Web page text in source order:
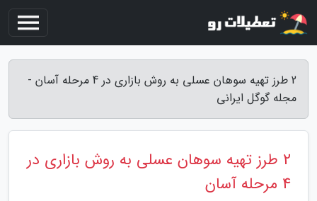
2 طرز تهیه سوهان عسلی به روش بازاری در 4 مرحله آسان -
مجله گوگل ایرانی
2 طرز تهیه سوهان عسلی به روش بازاری در
4 مرحله آسان